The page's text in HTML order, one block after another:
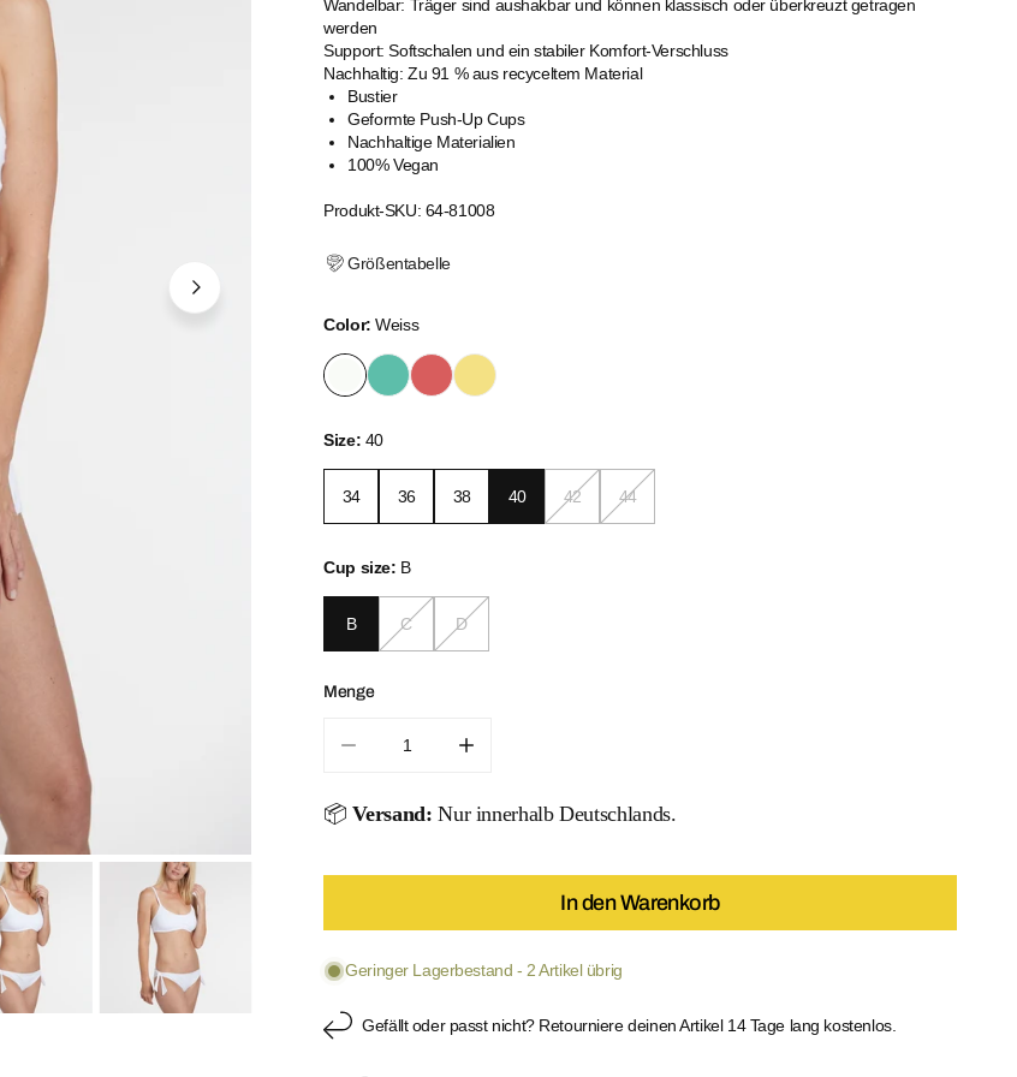
Wandelbar: Träger sind aushakbar und können klassisch oder überkreuzt getragen
werden
Support: Softschalen und ein stabiler Komfort-Verschluss
Nachhaltig: Zu 91 % aus recyceltem Material
Bustier
Geformte Push-Up Cups
Nachhaltige Materialien
100% Vegan
Produkt-SKU: 64-81008
Größentabelle
Color: Weiss
Size: 40
34 36 38 40 42 44
Cup size: B
B C D
Menge
📦Versand: Nur innerhalb Deutschlands.
In den Warenkorb
Geringer Lagerbestand - 2 Artikel übrig
Gefällt oder passt nicht? Retourniere deinen Artikel 14 Tage lang kostenlos.